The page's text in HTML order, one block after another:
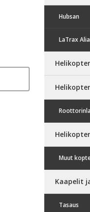
Hubsan
LaTrax
Muut
Kaapelit
Tasaus